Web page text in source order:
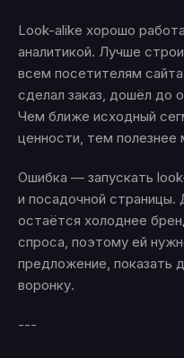
Look-alike хорошо
аналитикой. Лучше
всем посетителям
сделал заказ, дошёл до
Чем ближе исходный
ценности, тем полезнее
Ошибка — запускать
и посадочной
остаётся холоднее
спроса, поэтому ей
предложение, показать
воронку.
---